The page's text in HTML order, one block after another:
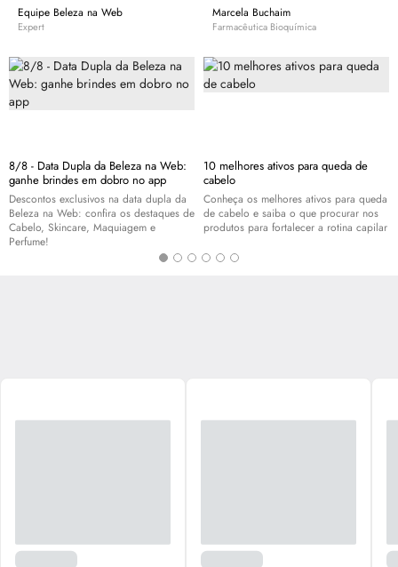
Equipe Beleza na Web
Expert
8/8 - Data Dupla da Beleza na Web:
ganhe brindes em dobro no app
Descontos exclusivos na data dupla da
Beleza na Web: confira os destaques de
Cabelo, Skincare, Maquiagem e
Perfume!
Marcela Buchaim
Farmacêutica Bioquímica
10 melhores ativos para queda de
cabelo
Conheça os melhores ativos para queda
de cabelo e saiba o que procurar nos
produtos para fortalecer a rotina capilar